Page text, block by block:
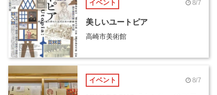
イベント 8/7
美しいユートピア
高崎市美術館
イベント 8/7